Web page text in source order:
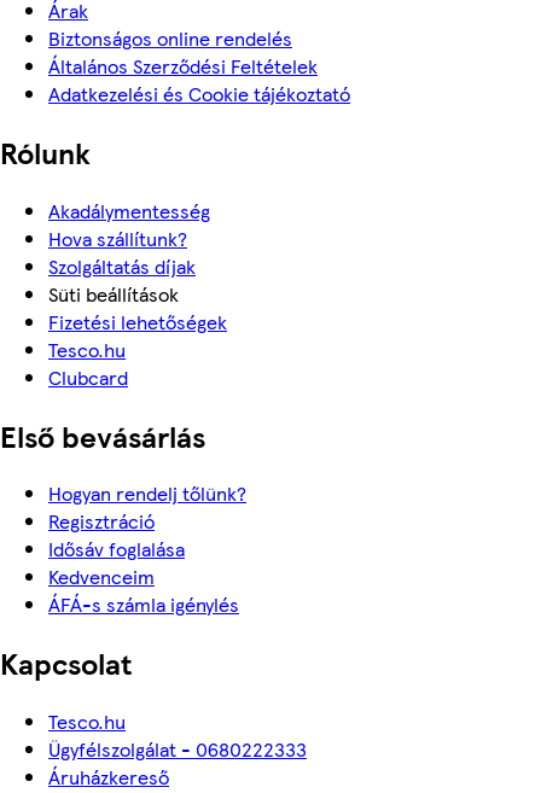
Árak
Biztonságos online rendelés
Általános Szerződési Feltételek
Adatkezelési és Cookie tájékoztató
Rólunk
Akadálymentesség
Hova szállítunk?
Szolgáltatás díjak
Süti beállítások
Fizetési lehetőségek
Tesco.hu
Clubcard
Első bevásárlás
Hogyan rendelj tőlünk?
Regisztráció
Idősáv foglalása
Kedvenceim
ÁFÁ-s számla igénylés
Kapcsolat
Tesco.hu
Ügyfélszolgálat - 0680222333
Áruházkereső